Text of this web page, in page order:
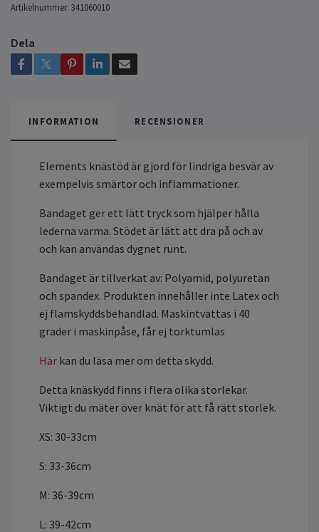
Artikelnummer: 341060010
Dela
INFORMATION RECENSIONER
Elements knästöd är gjord för lindriga besvär av
exempelvis smärtor och inflammationer.
Bandaget ger ett lätt tryck som hjälper hålla
lederna varma. Stödet är lätt att dra på och av
och kan användas dygnet runt.
Bandaget är tillverkat av: Polyamid, polyuretan
och spandex. Produkten innehåller inte Latex och
ej flamskyddsbehandlad. Maskintvättas i 40
grader i maskinpåse, får ej torktumlas
Här kan du läsa mer om detta skydd.
Detta knäskydd finns i flera olika storlekar.
Viktigt du mäter över knät för att få rätt storlek.
XS: 30-33cm
S: 33-36cm
M: 36-39cm
L: 39-42cm